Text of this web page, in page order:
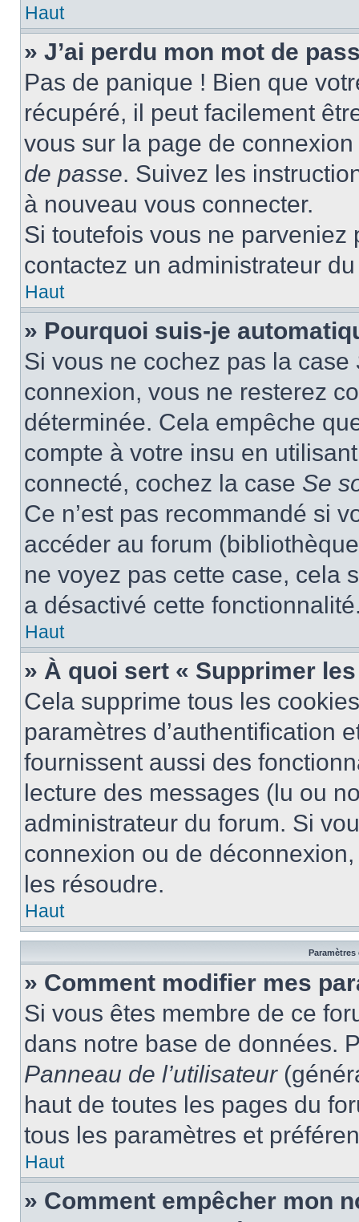
Haut
» J’ai perdu mon mot de
Pas de panique ! Bien que
récupéré, il peut facilement
vous sur la page de
de passe. Suivez les
à nouveau vous connecter.
Si toutefois vous ne
contactez un administrateur
Haut
» Pourquoi suis-je
Si vous ne cochez pas la case
connexion, vous ne resterez
déterminée. Cela empêche
compte à votre insu en
connecté, cochez la case Se
Ce n’est pas recommandé si
accéder au forum
ne voyez pas cette case, cela
a désactivé cette
Haut
» À quoi sert « Supprimer
Cela supprime tous les
paramètres d’authentification
fournissent aussi des
lecture des messages (lu ou
administrateur du forum. Si
connexion ou de
les résoudre.
Haut
Paramètres
» Comment modifier mes
Si vous êtes membre de ce
dans notre base de données.
Panneau de l’utilisateur
haut de toutes les pages du
tous les paramètres et
Haut
» Comment empêcher mon